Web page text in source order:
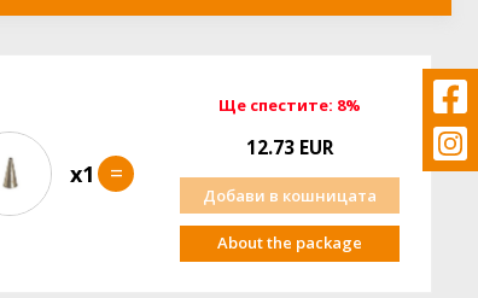
x1 =
Ще спестите: 8%
12.73 EUR
Добави в кошницата
About the package